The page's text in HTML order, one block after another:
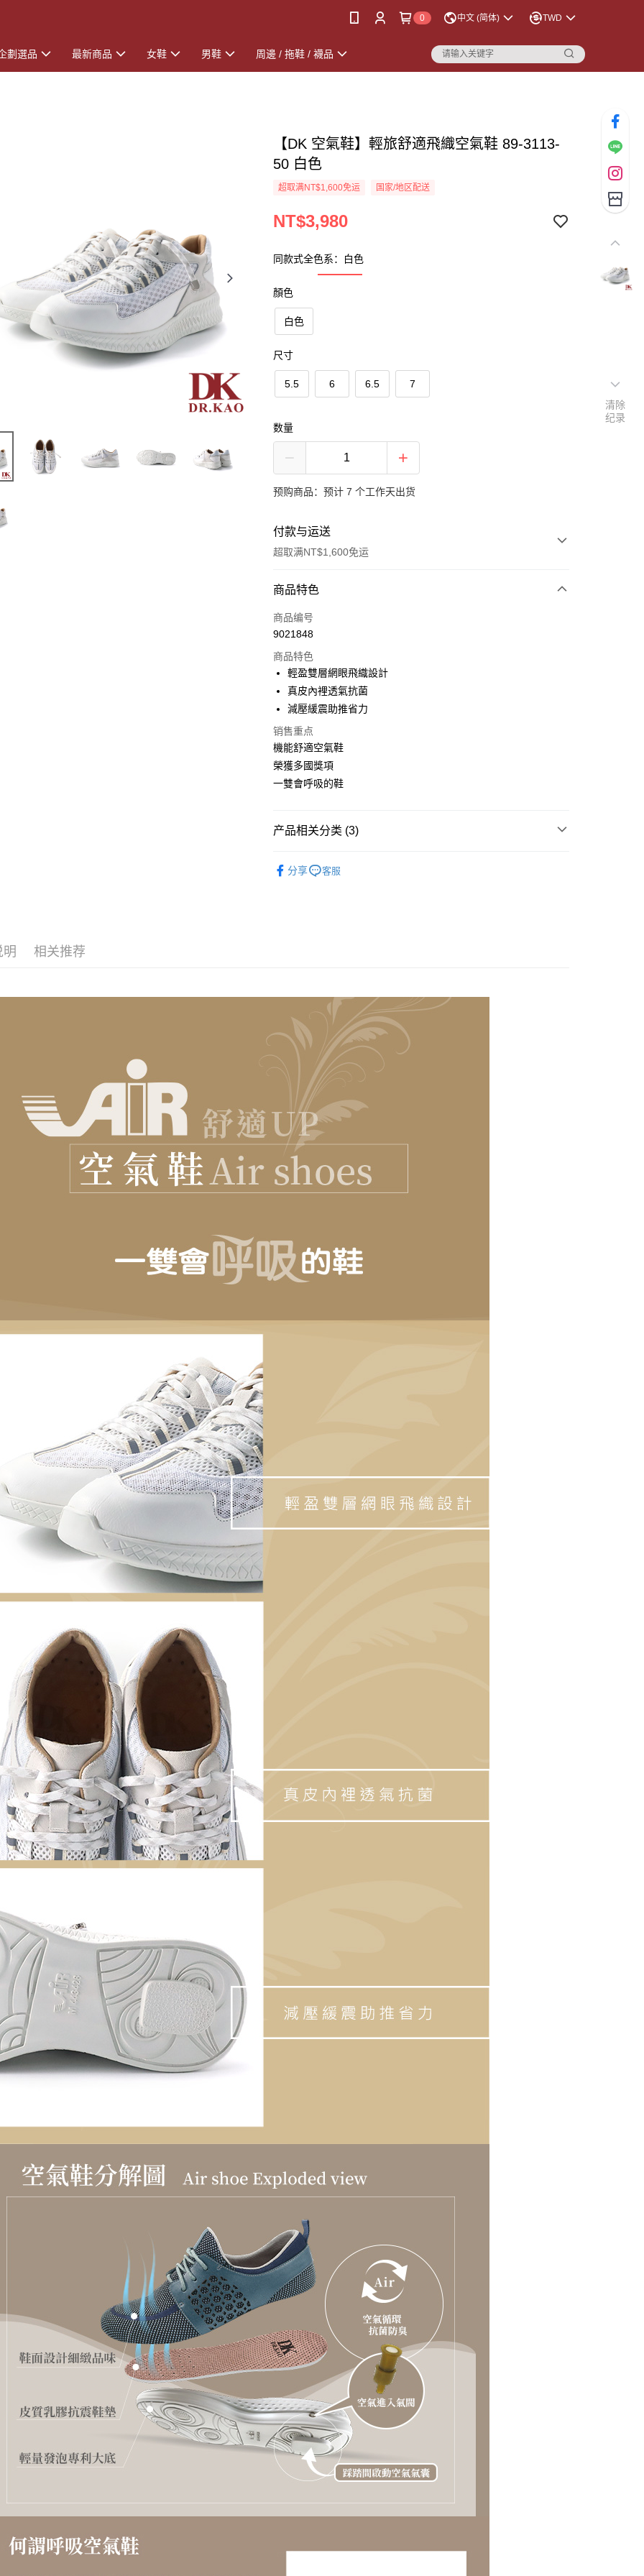
0 中文 (简体) TWD
劃選品 最新商品 女鞋 男鞋 周邊 / 拖鞋 / 襪品
【DK 空氣鞋】輕旅舒適飛織空氣鞋 89-3113-
50 白色
超取满NT$1,600免运 国家/地区配送
NT$3,980
同款式全色系：白色
顏色
白色
尺寸
5.5 6 6.5 7
数量
预购商品：预计 7 个工作天出货
付款与运送
超取满NT$1,600免运
付款方式
信用卡一次付款
Apple Pay
街口支付
Google Pay
每笔NT$100，满NT$1,600(含以上)免运费
每笔NT$100，满NT$2,000(含以上)免运费
付款後門市自取
免运费
境外配送
商品特色
商品编号
9021848
商品特色
輕盈雙層網眼飛織設計
真皮內裡透氣抗菌
減壓緩震助推省力
销售重点
機能舒適空氣鞋
榮獲多國獎項
一雙會呼吸的鞋
产品相关分类 (3)
分享 客服
明 相关推荐
清除
纪录